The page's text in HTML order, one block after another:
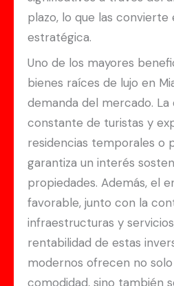
plazo, lo que las convierte
estratégica.
Uno de los mayores
bienes raíces de lujo en
demanda del mercado. La
constante de turistas y
residencias temporales o
garantiza un interés
propiedades. Además, el
favorable, junto con la
infraestructuras y
rentabilidad de estas
modernos ofrecen no
comodidad, sino también